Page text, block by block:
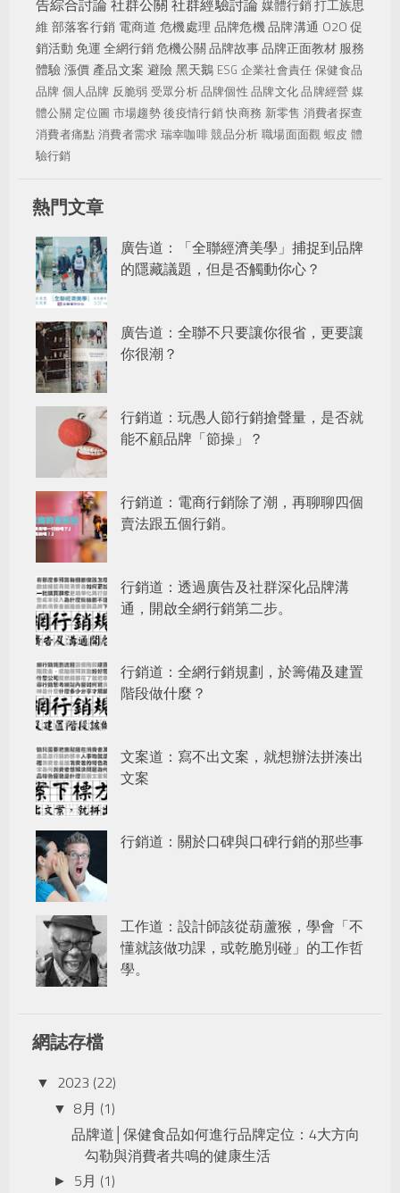
告綜合討論 社群公關 社群經驗討論 媒體行銷打工族思
維部落客行銷 電商道 危機處理品牌危機品牌溝通 O2O促
銷活動免運全網行銷危機公關品牌故事品牌正面教材服務
體驗漲價產品文案 避險黑天鵝 ESG 企業社會責任 保健食品
品牌 個人品牌 反脆弱 受眾分析品牌個性 品牌文化品牌經營 媒
體公關 定位圖 市場趨勢後疫情行銷快商務 新零售 消費者探查
消費者痛點 消費者需求 瑞幸咖啡競品分析 職場面面觀 蝦皮 體
驗行銷
熱門文章
廣告道：「全聯經濟美學」捕捉到品牌
的隱藏議題，但是否觸動你心？
廣告道：全聯不只要讓你很省，更要讓
你很潮？
行銷道：玩愚人節行銷搶聲量，是否就
能不顧品牌「節操」？
行銷道：電商行銷除了潮，再聊聊四個
賣法跟五個行銷。
行銷道：透過廣告及社群深化品牌溝
通，開啟全網行銷第二步。
行銷道：全網行銷規劃，於籌備及建置
階段做什麼？
文案道：寫不出文案，就想辦法拼湊出
文案
行銷道：關於口碑與口碑行銷的那些事
工作道：設計師該從葫蘆猴，學會「不
懂就該做功課，或乾脆別碰」的工作哲
學。
網誌存檔
▼ 2023 (22)
▼ 8月 (1)
品牌道│保健食品如何進行品牌定位：4大方向
勾勒與消費者共鳴的健康生活
► 5月 (1)